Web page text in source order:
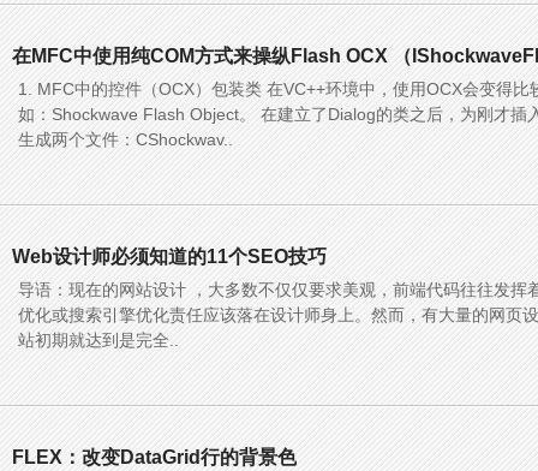
在MFC中使用纯COM方式来操纵Flash OCX （
1. MFC中的控件（OCX）包装类 在VC++环境中，使用OCX会变得
如：Shockwave Flash Object。 在建立了Dialog的类之后，为刚才
生成两个文件：CShockwav..
Web设计师必须知道的11个SEO技巧
导语：现在的网站设计 ，大多数不仅仅要求美观，前端代码往往发
优化或搜索引擎优化责任应该落在设计师身上。然而，有大量的网页
站初期就达到是完全..
FLEX：改变DataGrid行的背景色